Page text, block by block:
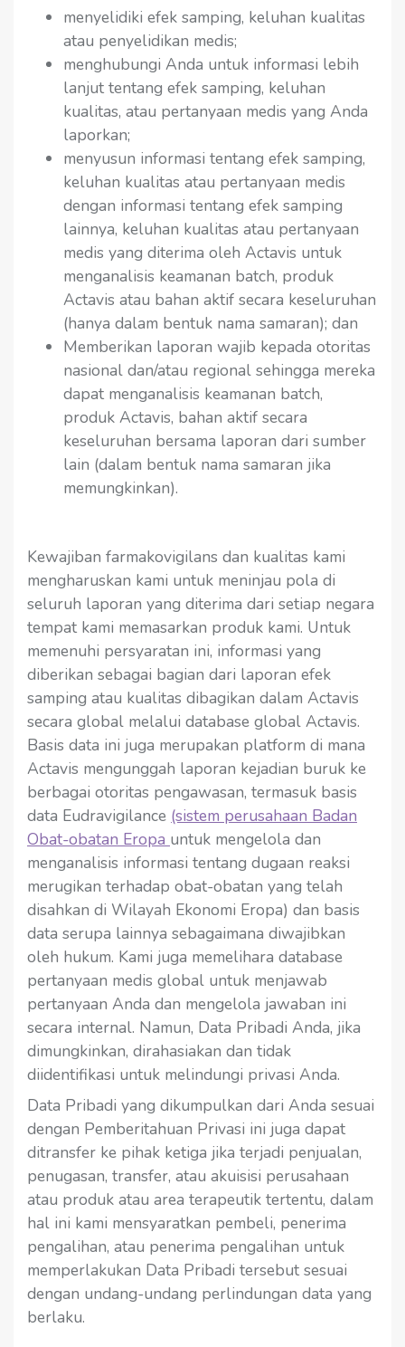
menyelidiki efek samping, keluhan kualitas
atau penyelidikan medis;
menghubungi Anda untuk informasi lebih
lanjut tentang efek samping, keluhan
kualitas, atau pertanyaan medis yang Anda
laporkan;
menyusun informasi tentang efek samping,
keluhan kualitas atau pertanyaan medis
dengan informasi tentang efek samping
lainnya, keluhan kualitas atau pertanyaan
medis yang diterima oleh Actavis untuk
menganalisis keamanan batch, produk
Actavis atau bahan aktif secara keseluruhan
(hanya dalam bentuk nama samaran); dan
Memberikan laporan wajib kepada otoritas
nasional dan/atau regional sehingga mereka
dapat menganalisis keamanan batch,
produk Actavis, bahan aktif secara
keseluruhan bersama laporan dari sumber
lain (dalam bentuk nama samaran jika
memungkinkan).
Kewajiban farmakovigilans dan kualitas kami
mengharuskan kami untuk meninjau pola di
seluruh laporan yang diterima dari setiap negara
tempat kami memasarkan produk kami. Untuk
memenuhi persyaratan ini, informasi yang
diberikan sebagai bagian dari laporan efek
samping atau kualitas dibagikan dalam Actavis
secara global melalui database global Actavis.
Basis data ini juga merupakan platform di mana
Actavis mengunggah laporan kejadian buruk ke
berbagai otoritas pengawasan, termasuk basis
data Eudravigilance (sistem perusahaan Badan
Obat-obatan Eropa untuk mengelola dan
menganalisis informasi tentang dugaan reaksi
merugikan terhadap obat-obatan yang telah
disahkan di Wilayah Ekonomi Eropa) dan basis
data serupa lainnya sebagaimana diwajibkan
oleh hukum. Kami juga memelihara database
pertanyaan medis global untuk menjawab
pertanyaan Anda dan mengelola jawaban ini
secara internal. Namun, Data Pribadi Anda, jika
dimungkinkan, dirahasiakan dan tidak
diidentifikasi untuk melindungi privasi Anda.
Data Pribadi yang dikumpulkan dari Anda sesuai
dengan Pemberitahuan Privasi ini juga dapat
ditransfer ke pihak ketiga jika terjadi penjualan,
penugasan, transfer, atau akuisisi perusahaan
atau produk atau area terapeutik tertentu, dalam
hal ini kami mensyaratkan pembeli, penerima
pengalihan, atau penerima pengalihan untuk
memperlakukan Data Pribadi tersebut sesuai
dengan undang-undang perlindungan data yang
berlaku.